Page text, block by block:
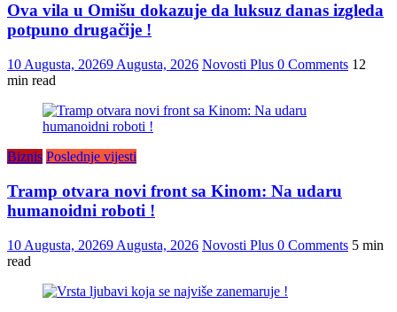
Ova vila u Omišu dokazuje da luksuz danas izgleda
potpuno drugačije !
10 Augusta, 20269 Augusta, 2026 Novosti Plus 0 Comments 12
min read
Biznis Poslednje vijesti
Tramp otvara novi front sa Kinom: Na udaru
humanoidni roboti !
10 Augusta, 20269 Augusta, 2026 Novosti Plus 0 Comments 5 min
read